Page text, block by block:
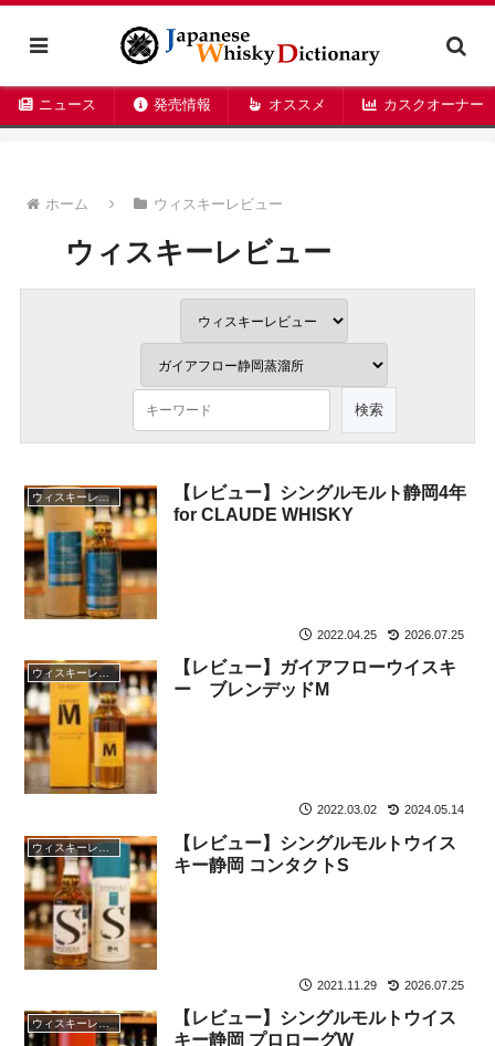
ニュース 発売情報 オススメ カスクオーナー
ホーム ウィスキーレビュー
ウィスキーレビュー
ウィスキーレビュー
【レビュー】シングルモルト静岡4年
for CLAUDE WHISKY
2022.04.25 2026.07.25
ウィスキーレビュー
【レビュー】ガイアフローウイスキ
ー ブレンデッドM
2022.03.02 2024.05.14
ウィスキーレビュー
【レビュー】シングルモルトウイス
キー静岡 コンタクトS
2021.11.29 2026.07.25
ウィスキーレビュー
【レビュー】シングルモルトウイス
キー静岡 プロローグW